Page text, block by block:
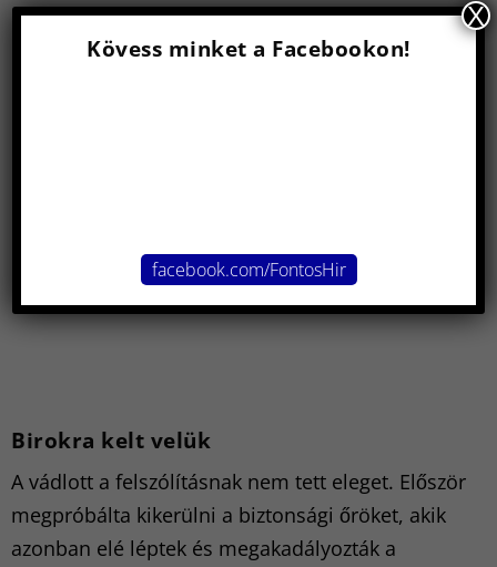
Birokra kelt velük
A vádlott a felszólításnak nem tett eleget. Először
megpróbálta kikerülni a biztonsági őröket, akik
azonban elé léptek és megakadályozták a
Kövess minket a Facebookon!
facebook.com/FontosHir
X